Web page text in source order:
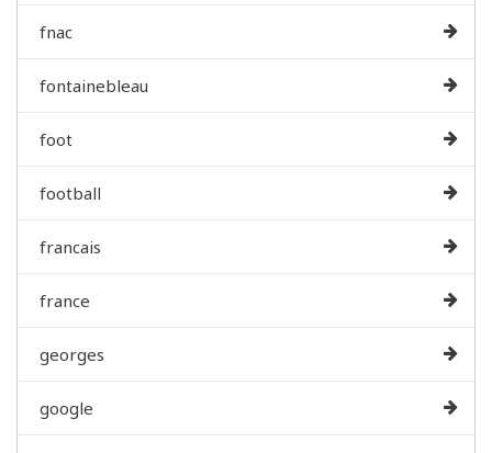
fnac
fontainebleau
foot
football
francais
france
georges
google